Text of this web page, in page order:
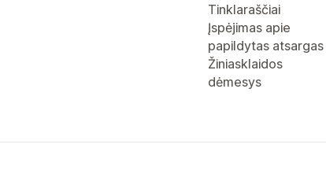
Tinklaraščiai
Įspėjimas apie
papildytas atsargas
Žiniasklaidos
dėmesys